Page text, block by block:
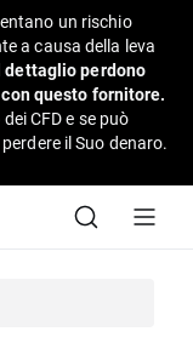
un rischio
a causa della leva
dettaglio perdono
questo fornitore.
CFD e se può
il Suo denaro.